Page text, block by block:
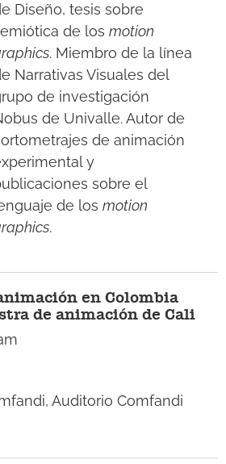
Diseño, tesis sobre
de losmotion
. Miembro de la línea
Narrativas Visuales del
de investigación
de Univalle. Autor de
de animación
y
sobre el
de losmotion
.
en Colombia
de animación de Cali
Auditorio Comfandi